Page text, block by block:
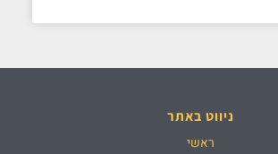
ניווט באתר
ראשי